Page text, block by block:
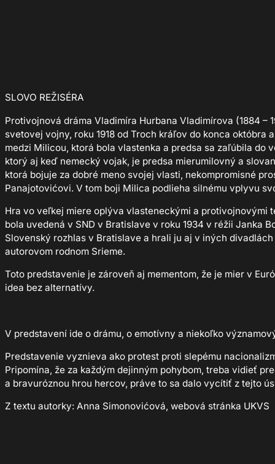
SLOVO REŽISÉRA
Protivojnová dráma Vladimíra Hurbana Vladimírova (1884
svetovej vojny, roku 1918 od Troch kráľov do konca
medzi Milicou, ktorá bola vlastenka a predsa sa zaľúbila do
ktorý aj keď nemecký vojak, je predsa mierumilovný a
ktorá bojuje za dobré meno svojej vlasti, nekompromisné
Panajotovićovi. V tom boji Milica podlieha silnému vplyvu
Hra vo veľkej miere oplýva vlasteneckými a protivojnovými
bola uvedená v SND v Bratislave v roku 1934 v réžii Janka
Slovenský rozhlas v Bratislave a hrali ju aj v iných
autorovom rodnom Srieme.
Toto predstavenie je zároveň aj mementom, že je mier v
idea bez alternatívy.
V predstavení ide o drámu, o emotívny a niekoľko
Predstavenie vyznieva ako protest proti slepému
Pripomína, že za každým dejinným pohybom, treba vidieť
a bravuróznou hrou hercov, práve to sa dalo vycítiť z tejto
Z textu autorky: Anna Simonovićová, webová stránka UKVS